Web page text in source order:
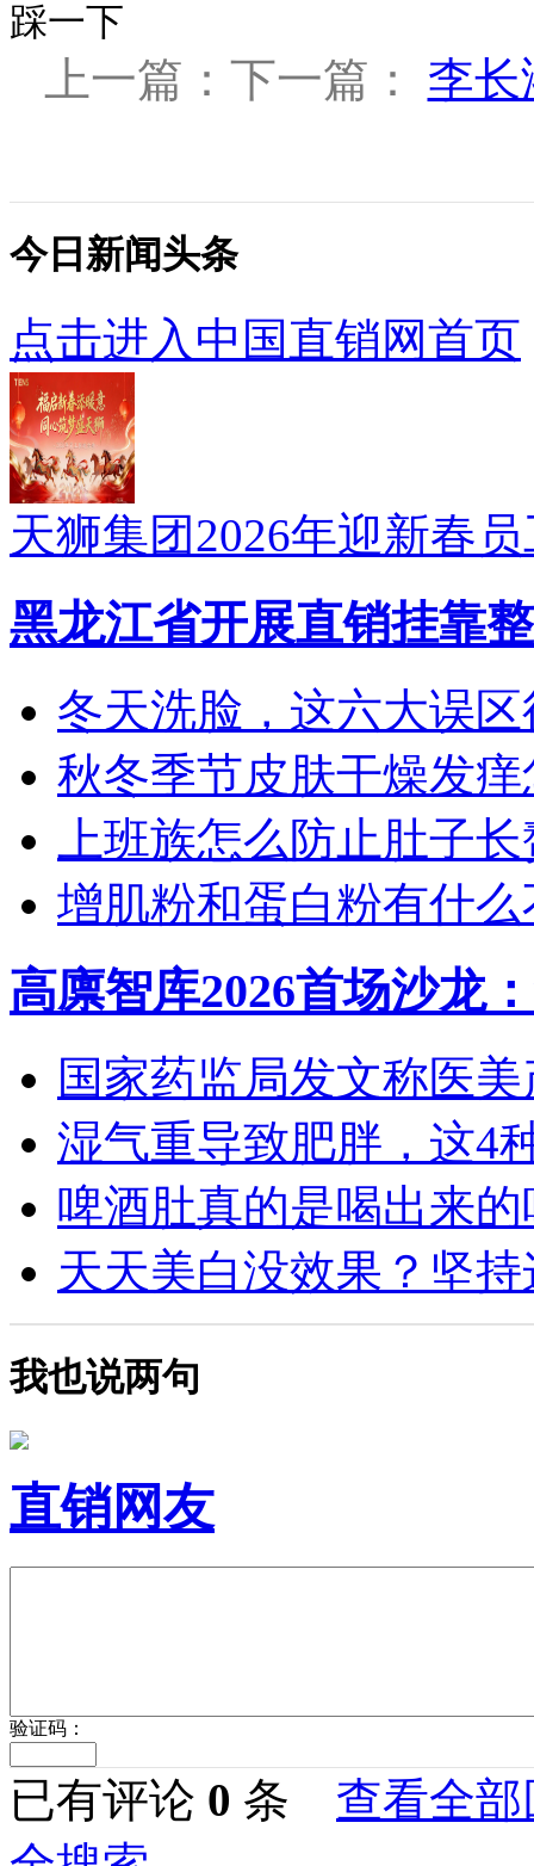
踩一下
上一篇：下一篇： 李长
今日新闻头条
点击进入中国直销网首页
天狮集团2026年迎新春
黑龙江省开展直销挂靠
冬天洗脸，这六大误
秋冬季节皮肤干燥发痒
上班族怎么防止肚子
增肌粉和蛋白粉有什么
高廪智库2026首场沙龙
国家药监局发文称医
湿气重导致肥胖，这4
啤酒肚真的是喝出来的
天天美白没效果？坚持
我也说两句
直销网友
验证码：
已有评论 0 条 查看全部